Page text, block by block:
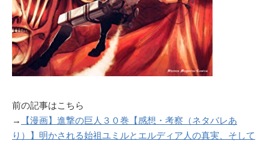
前の記事はこちら
→
【漫画】進撃の巨人３０巻【感想・考察（ネタバレあ
り）】明かされる始祖ユミルとエルディア人の真実、そして